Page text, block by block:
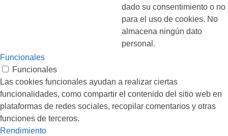
dado su consentimiento o no
para el uso de cookies. No
almacena ningún dato
personal.
Funcionales
Funcionales
Las cookies funcionales ayudan a realizar ciertas
funcionalidades, como compartir el contenido del sitio web en
plataformas de redes sociales, recopilar comentarios y otras
funciones de terceros.
Rendimiento